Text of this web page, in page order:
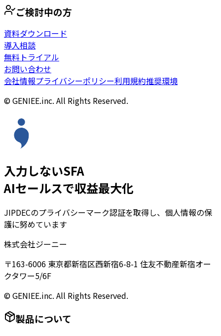
ご検討中の方
資料ダウンロード
導入相談
無料トライアル
お問い合わせ
会社情報プライバシーポリシー利用規約推奨環境
© GENIEE.inc. All Rights Reserved.
入力しないSFA
AIセールスで収益最大化
JIPDECのプライバシーマーク認証を取得し、個人情報の保
護に努めています
株式会社ジーニー
〒163-6006 東京都新宿区西新宿6-8-1 住友不動産新宿オー
クタワー5/6F
© GENIEE.inc. All Rights Reserved.
製品について